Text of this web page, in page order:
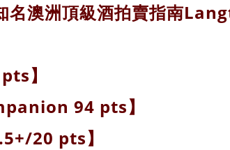
名澳洲頂級酒拍賣指南
】
94 pts】
20 pts】